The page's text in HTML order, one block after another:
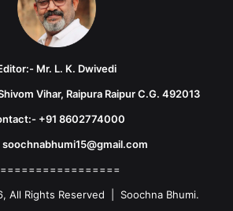
Mr. L. K. Dwivedi
Vihar, Raipura Raipur C.G. 492013
+91 8602774000
soochnabhumi15@gmail.com
All Rights Reserved | Soochna Bhumi.